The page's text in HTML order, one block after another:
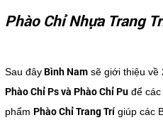
Phào Chỉ Nhựa Trang
Sau đâyBình Namsẽ giới thiệu về
Phào Chỉ Ps và Phào Chỉ Puđể các
phẩm Phào Chỉ Trang Trígiúp các